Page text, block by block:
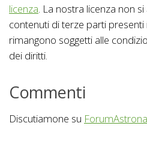
licenza. La nostra licenza non
contenuti di terze parti
rimangono soggetti alle
dei diritti.
Commenti
Discutiamone su